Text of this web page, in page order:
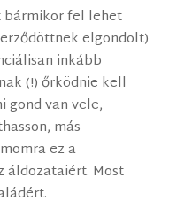
bármikor fel lehet
elgondolt)
inkább
(!) őrködnie kell
gond van vele,
más
ez a
áldozataiért. Most